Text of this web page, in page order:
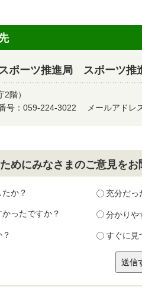
ーツ推進局 スポーツ推
階）
号：059-224-3022 メールアドレ
めにみなさまのご意見を
か？ 充分だっ
ったですか？ 分かりや
すぐに見